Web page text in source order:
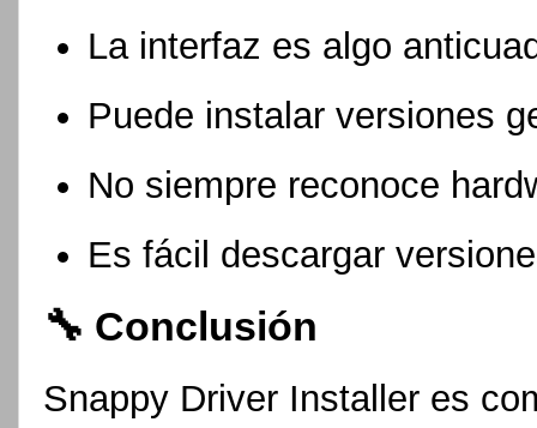
La interfaz es algo
Puede instalar versiones
No siempre reconoce
Es fácil descargar
🔧 Conclusión
Snappy Driver Installer es